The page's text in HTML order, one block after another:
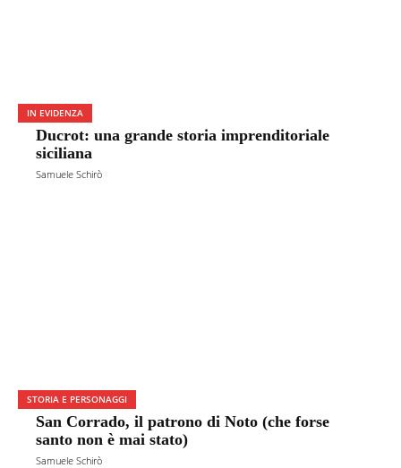
IN EVIDENZA
Ducrot: una grande storia imprenditoriale
siciliana
Samuele Schirò
STORIA E PERSONAGGI
San Corrado, il patrono di Noto (che forse
santo non è mai stato)
Samuele Schirò